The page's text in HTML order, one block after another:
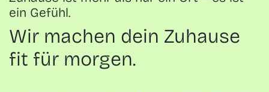
ein Gefühl.
Wir machen dein Zuhause
fit für morgen.